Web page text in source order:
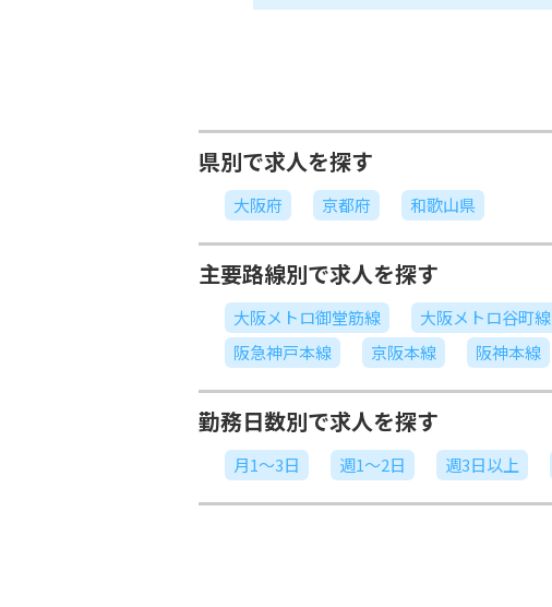
県別で求人を探す
大阪府 京都府 和歌山県
主要路線別で求人を探す
大阪メトロ御堂筋線 大阪メトロ谷町線
阪急神戸本線
京阪本線 阪神本線
勤務日数別で求人を探す
月1～3日 週1～2日 週3日以上